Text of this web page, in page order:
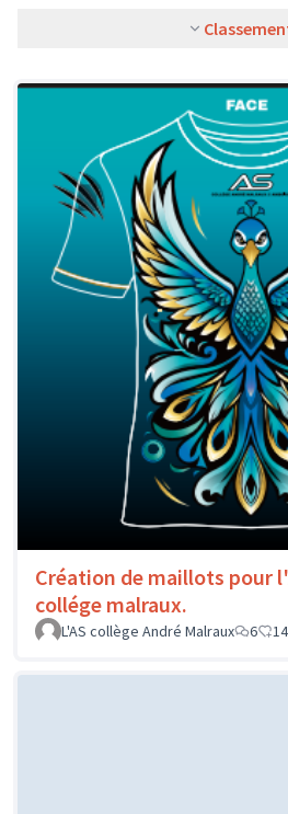
Création de maillots pour
collége malraux.
L'AS collège André Malraux
6 14